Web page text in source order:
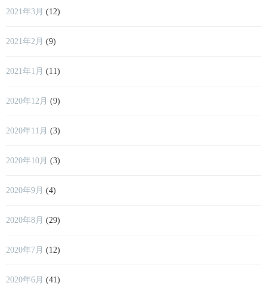
2021年3月 (12)
2021年2月 (9)
2021年1月 (11)
2020年12月 (9)
2020年11月 (3)
2020年10月 (3)
2020年9月 (4)
2020年8月 (29)
2020年7月 (12)
2020年6月 (41)